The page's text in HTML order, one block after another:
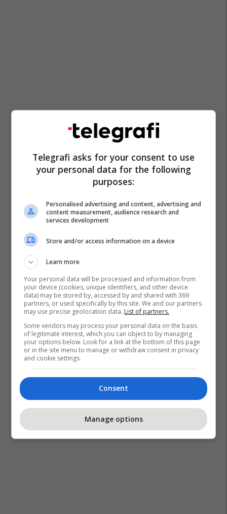
Telegrafi asks for your consent to use
your personal data for the following
purposes:
Personalised advertising and content, advertising and
content measurement, audience research and
services development
Store and/or access information on a device
Learn more
Your personal data will be processed and information from
your device (cookies, unique identifiers, and other device
data) may be stored by, accessed by and shared with 369
partners, or used specifically by this site. We and our partners
may use precise geolocation data. List of partners.
Some vendors may process your personal data on the basis
of legitimate interest, which you can object to by managing
your options below. Look for a link at the bottom of this page
or in the site menu to manage or withdraw consent in privacy
and cookie settings.
Consent
Manage options